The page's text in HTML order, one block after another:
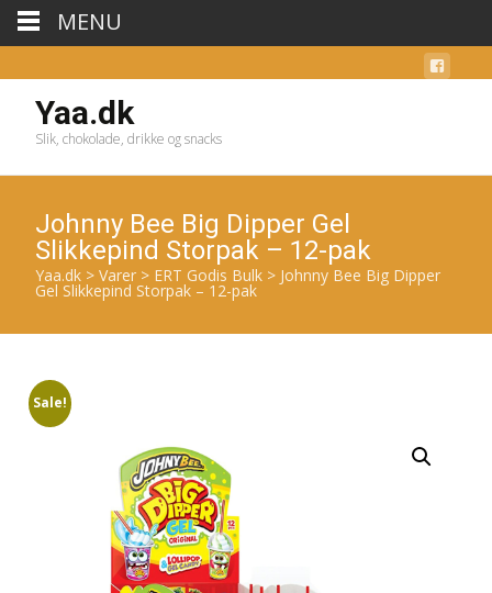
Yaa.dk
Slik, chokolade, drikke og snacks
Johnny Bee Big Dipper Gel
Slikkepind Storpak – 12-pak
Yaa.dk > Varer > ERT Godis Bulk > Johnny Bee Big Dipper
Gel Slikkepind Storpak – 12-pak
Sale!
MENU